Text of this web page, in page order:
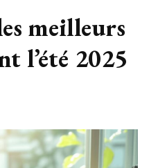
meilleurs
l’été 2025